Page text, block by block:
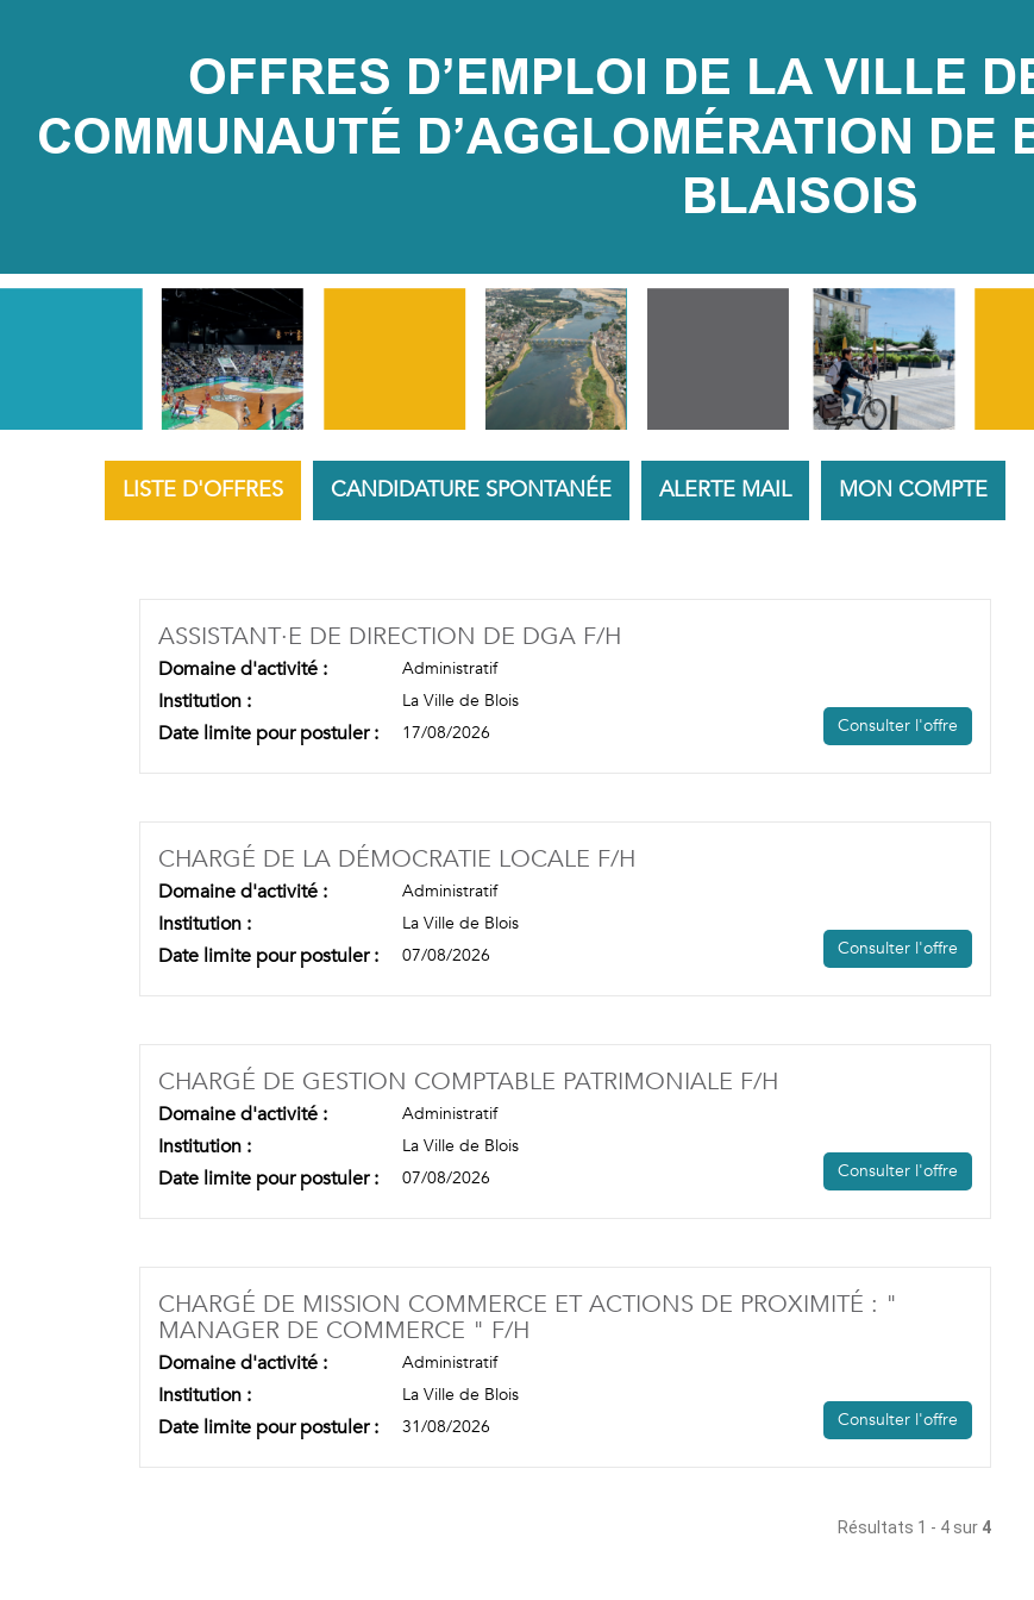
OFFRES D’EMPLOI DE LA VILLE
COMMUNAUTÉ D’AGGLOMÉRATION DE
BLAISOIS
LISTE D'OFFRES CANDIDATURE SPONTANÉE ALERTE MAIL MON COMPTE
ASSISTANT·E DE DIRECTION DE DGA F/H
Domaine d'activité : Administratif
Institution : La Ville de Blois
Date limite pour postuler : 17/08/2026 Consulter l'offre
CHARGÉ DE LA DÉMOCRATIE LOCALE F/H
Domaine d'activité : Administratif
Institution : La Ville de Blois
Date limite pour postuler : 07/08/2026 Consulter l'offre
CHARGÉ DE GESTION COMPTABLE PATRIMONIALE F/H
Domaine d'activité : Administratif
Institution : La Ville de Blois
Date limite pour postuler : 07/08/2026 Consulter l'offre
CHARGÉ DE MISSION COMMERCE ET ACTIONS DE PROXIMITÉ : "
MANAGER DE COMMERCE " F/H
Domaine d'activité : Administratif
Institution : La Ville de Blois
Date limite pour postuler : 31/08/2026 Consulter l'offre
Résultats 1 - 4 sur 4